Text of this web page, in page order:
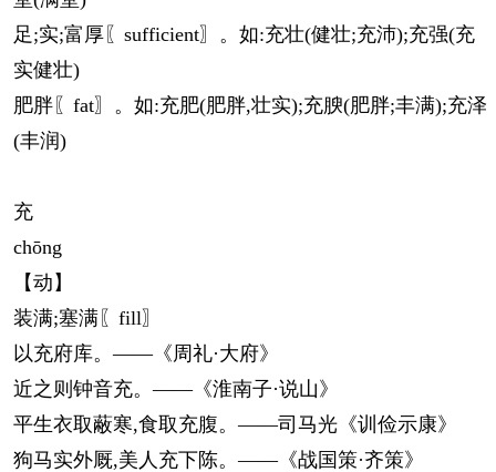
足;实;富厚〖sufficient〗。如:充壮(健壮;充沛);充强(充
实健壮)
肥胖〖fat〗。如:充肥(肥胖,壮实);充腴(肥胖;丰满);充泽
(丰润)
充
chōng
【动】
装满;塞满〖fill〗
以充府库。——《周礼·大府》
近之则钟音充。——《淮南子·说山》
平生衣取蔽寒,食取充腹。——司马光《训俭示康》
狗马实外厩,美人充下陈。——《战国策·齐策》